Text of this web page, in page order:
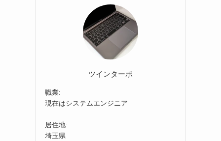
ツインターボ
職業:
現在はシステムエンジニア
居住地:
埼玉県